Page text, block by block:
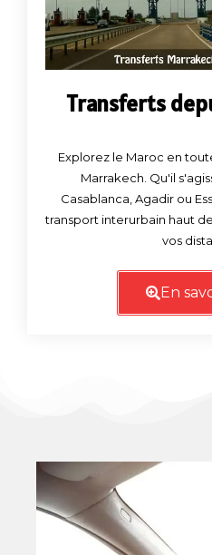
Transferts
Explorez le Maroc en
Marrakech. Qu'il
Casablanca, Agadir ou
transport interurbain haut
vos
En